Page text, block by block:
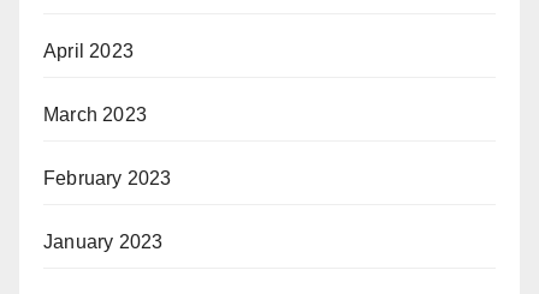
April 2023
March 2023
February 2023
January 2023